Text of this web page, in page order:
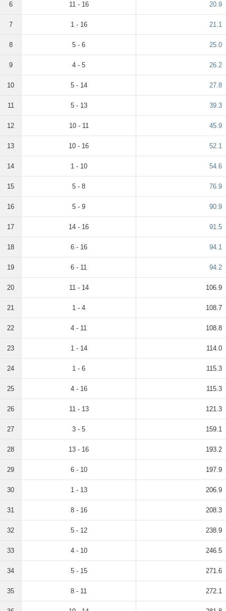
6 11 - 16 20.9
7 1 - 16 21.1
8 5 - 6 25.0
9 4 - 5 26.2
10 5 - 14 27.8
11 5 - 13 39.3
12 10 - 11 45.9
13 10 - 16 52.1
14 1 - 10 54.6
15 5 - 8 76.9
16 5 - 9 90.9
17 14 - 16 91.5
18 6 - 16 94.1
19 6 - 11 94.2
20 11 - 14 106.9
21 1 - 4 108.7
22 4 - 11 108.8
23 1 - 14 114.0
24 1 - 6 115.3
25 4 - 16 115.3
26 11 - 13 121.3
27 3 - 5 159.1
28 13 - 16 193.2
29 6 - 10 197.9
30 1 - 13 206.9
31 8 - 16 208.3
32 5 - 12 238.9
33 4 - 10 246.5
34 5 - 15 271.6
35 8 - 11 272.1